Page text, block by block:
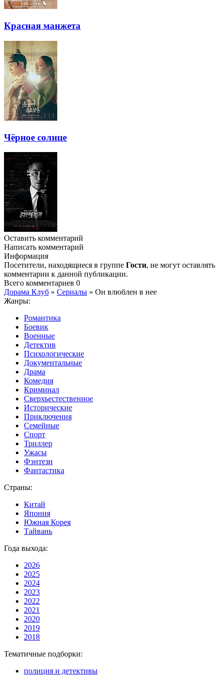
Красная манжета
Чёрное солнце
Оставить комментарий
Написать комментарий
Информация
Посетители, находящиеся в группе Гости, не могут оставлять
комментарии к данной публикации.
Всего комментариев 0
Дорама Клуб » Сериалы » Он влюблен в нее
Жанры:
Романтика
Боевик
Военные
Детектив
Психологические
Документальные
Драма
Комедия
Криминал
Сверхъестественное
Исторические
Приключения
Семейные
Спорт
Триллер
Ужасы
Фэнтези
Фантастика
Страны:
Китай
Япония
Южная Корея
Тайвань
Года выхода:
2026
2025
2024
2023
2022
2021
2020
2019
2018
Тематичные подборки:
полиция и детективы